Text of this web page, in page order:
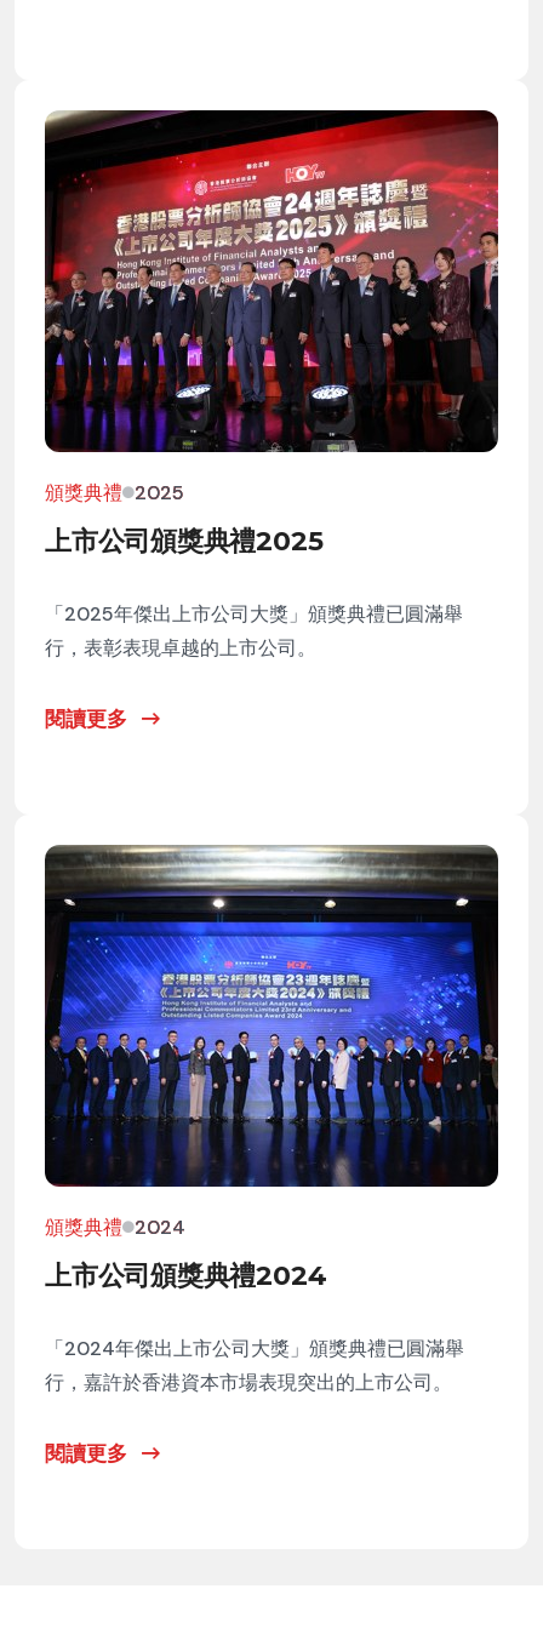
頒獎典禮 2025
上市公司頒獎典禮2025
「2025年傑出上市公司大獎」頒獎典禮已圓滿舉
行，表彰表現卓越的上市公司。
閱讀更多
頒獎典禮 2024
上市公司頒獎典禮2024
「2024年傑出上市公司大獎」頒獎典禮已圓滿舉
行，嘉許於香港資本市場表現突出的上市公司。
閱讀更多